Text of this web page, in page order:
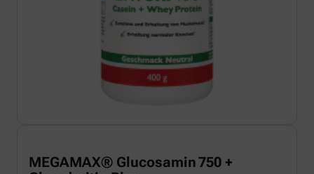
MEGAMAX® Glucosamin 750 +